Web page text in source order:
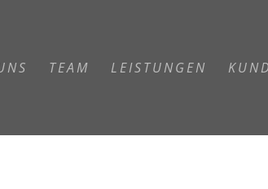
TEAM LEISTUNGEN